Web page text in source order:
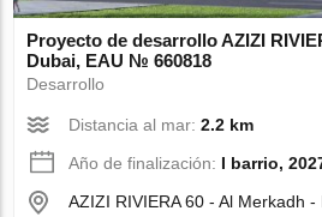
Proyecto de desarrollo AZIZI
Dubai, EAU № 660818
Desarrollo
Distancia al mar:2.2 km
Año de finalización: I barrio,
AZIZI RIVIERA 60 - Al Merkadh -